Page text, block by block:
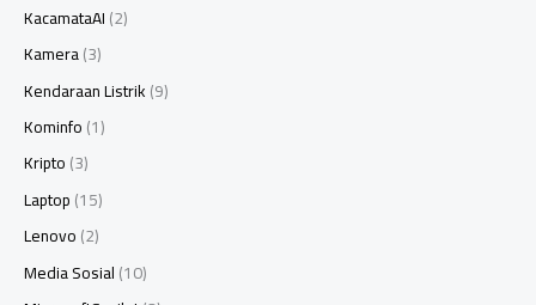
KacamataAI(2)
Kamera(3)
Kendaraan Listrik(9)
Kominfo(1)
Kripto(3)
Laptop(15)
Lenovo(2)
Media Sosial(10)